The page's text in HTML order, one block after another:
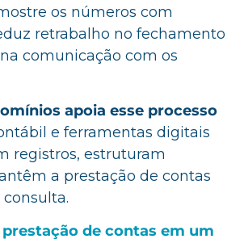
os números com
retrabalho no fechamento
comunicação com os
apoia esse processo
e ferramentas digitais
registros, estruturam
a prestação de contas
de contas em um